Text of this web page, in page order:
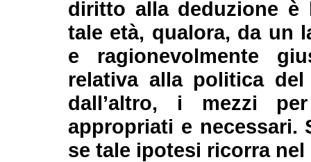
diritto alla deduzione
tale età, qualora, da un
e ragionevolmente
relativa alla politica
dall’altro, i mezzi
appropriati e necessari.
se tale ipotesi ricorra